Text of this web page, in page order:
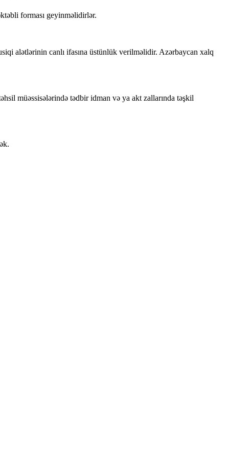
forması geyinməlidirlər.
alətlərinin canlı ifasına üstünlük verilməlidir. Azərbaycan xalq
müəssisələrində tədbir idman və ya akt zallarında təşkil